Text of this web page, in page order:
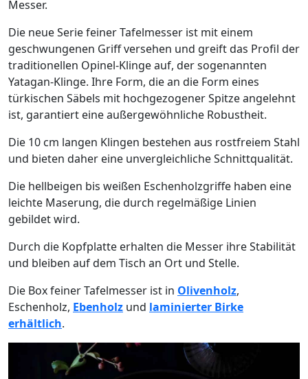
Messer.
Die neue Serie feiner Tafelmesser ist mit einem
geschwungenen Griff versehen und greift das Profil der
traditionellen Opinel-Klinge auf, der sogenannten
Yatagan-Klinge. Ihre Form, die an die Form eines
türkischen Säbels mit hochgezogener Spitze angelehnt
ist, garantiert eine außergewöhnliche Robustheit.
Die 10 cm langen Klingen bestehen aus rostfreiem Stahl
und bieten daher eine unvergleichliche Schnittqualität.
Die hellbeigen bis weißen Eschenholzgriffe haben eine
leichte Maserung, die durch regelmäßige Linien
gebildet wird.
Durch die Kopfplatte erhalten die Messer ihre Stabilität
und bleiben auf dem Tisch an Ort und Stelle.
Die Box feiner Tafelmesser ist in Olivenholz,
Eschenholz, Ebenholz und laminierter Birke
erhältlich.